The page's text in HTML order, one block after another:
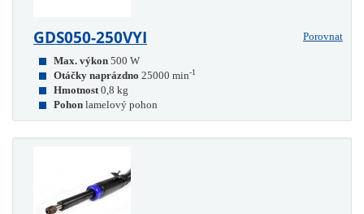
GDS050-250VYI
Porovnat
Max. výkon 500 W
Otáčky naprázdno 25000 min-1
Hmotnost 0,8 kg
Pohon lamelový pohon